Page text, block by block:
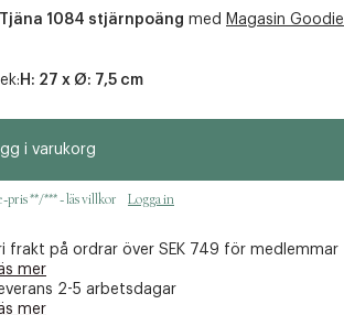
Tjäna 1084 stjärnpoäng med Magasin Goodie
H: 27 x Ø: 7,5 cm
i varukorg
pris **/*** - läs villkor Logga in
frakt på ordrar över SEK 749 för medlemmar
mer
2-5 arbetsdagar
mer